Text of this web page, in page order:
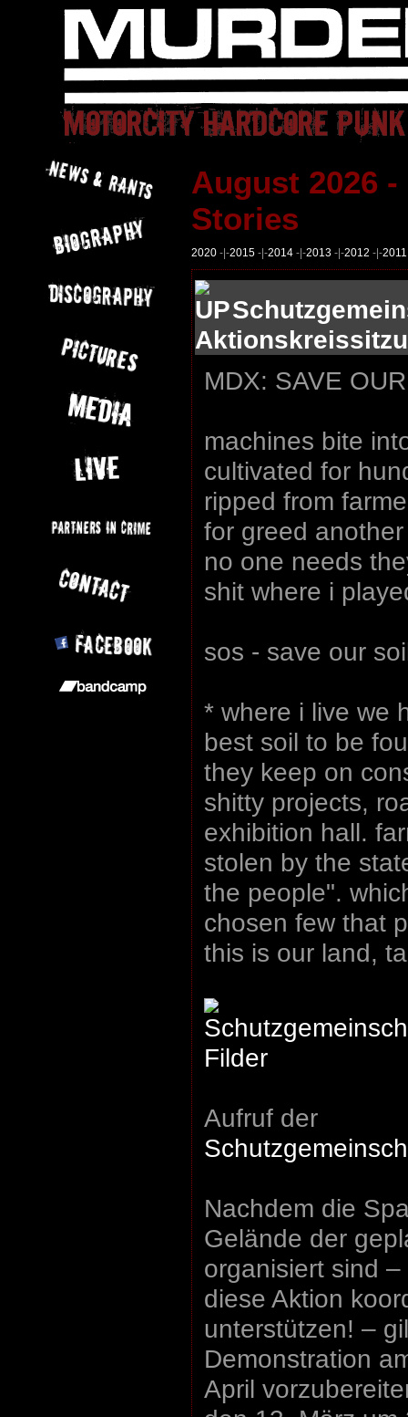
August 2026 -
Stories
2020 -|-2015 -|-2014 -|-2013 -|-2012 -|-2011
MDX: SAVE
machines bite
cultivated for
ripped from
for greed
no one needs
shit where i
sos - save our
* where i live we
best soil to be
they keep on
shitty projects,
exhibition hall.
stolen by the
the people".
chosen few that
this is our land,
Aufruf der
Nachdem die
Gelände der
organisiert sind
diese Aktion
unterstützen! –
Demonstration
April